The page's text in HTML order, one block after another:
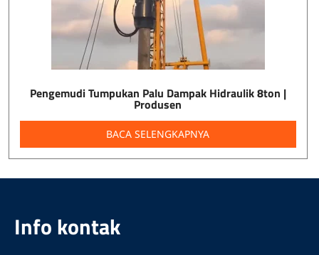
Pengemudi Tumpukan Palu Dampak Hidraulik 8ton |
Produsen
BACA SELENGKAPNYA
Info kontak